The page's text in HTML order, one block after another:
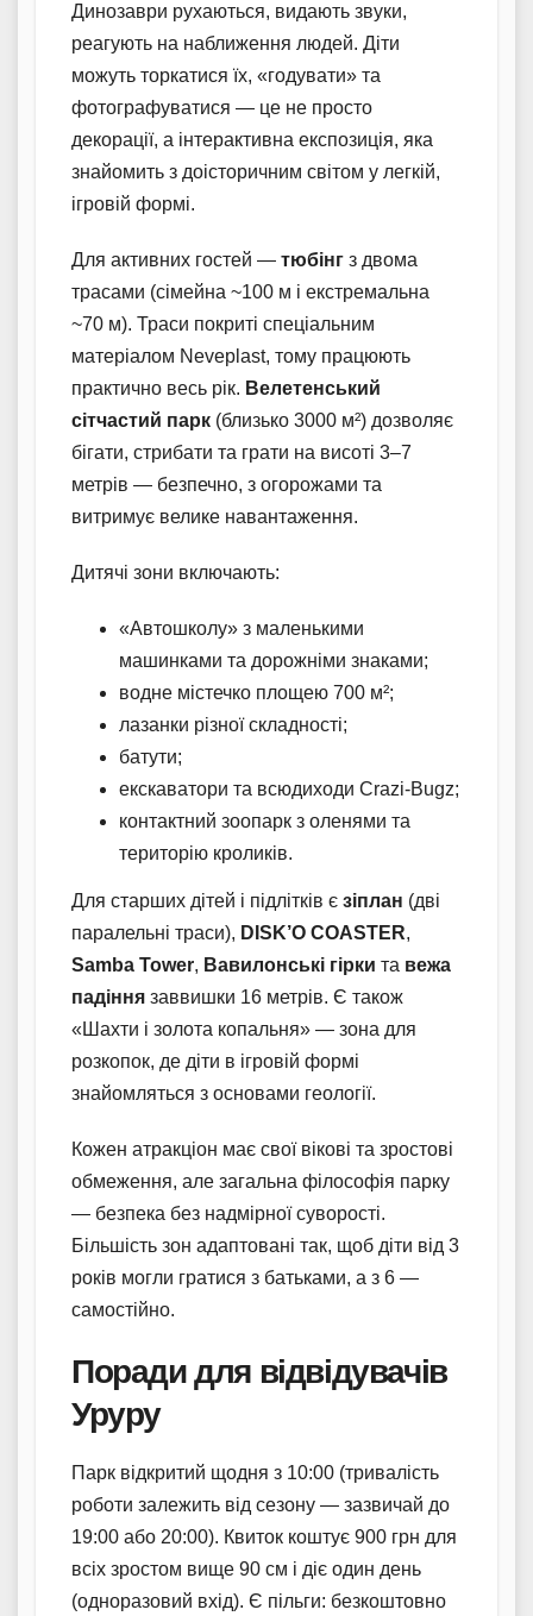
Динозаври рухаються, видають звуки,
реагують на наближення людей. Діти
можуть торкатися їх, «годувати» та
фотографуватися — це не просто
декорації, а інтерактивна експозиція, яка
знайомить з доісторичним світом у легкій,
ігровій формі.
Для активних гостей — тюбінг з двома
трасами (сімейна ~100 м і екстремальна
~70 м). Траси покриті спеціальним
матеріалом Neveplast, тому працюють
практично весь рік. Велетенський
сітчастий парк (близько 3000 м²) дозволяє
бігати, стрибати та грати на висоті 3–7
метрів — безпечно, з огорожами та
витримує велике навантаження.
Дитячі зони включають:
«Автошколу» з маленькими
машинками та дорожніми знаками;
водне містечко площею 700 м²;
лазанки різної складності;
батути;
екскаватори та всюдиходи Crazi-Bugz;
контактний зоопарк з оленями та
територію кроликів.
Для старших дітей і підлітків є зіплан (дві
паралельні траси), DISK’O COASTER,
Samba Tower, Вавилонські гірки та вежа
падіння заввишки 16 метрів. Є також
«Шахти і золота копальня» — зона для
розкопок, де діти в ігровій формі
знайомляться з основами геології.
Кожен атракціон має свої вікові та зростові
обмеження, але загальна філософія парку
— безпека без надмірної суворості.
Більшість зон адаптовані так, щоб діти від 3
років могли гратися з батьками, а з 6 —
самостійно.
Поради для відвідувачів
Уруру
Парк відкритий щодня з 10:00 (тривалість
роботи залежить від сезону — зазвичай до
19:00 або 20:00). Квиток коштує 900 грн для
всіх зростом вище 90 см і діє один день
(одноразовий вхід). Є пільги: безкоштовно